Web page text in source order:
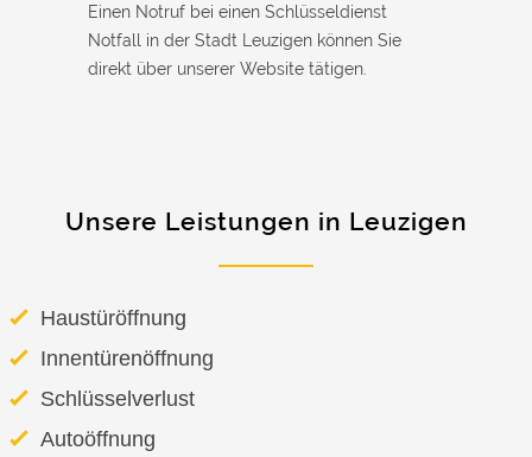
Einen Notruf bei einen Schlüsseldienst
Notfall in der Stadt Leuzigen können Sie
direkt über unserer Website tätigen.
Unsere Leistungen in Leuzigen
Haustüröffnung
Innentürenöffnung
Schlüsselverlust
Autoöffnung